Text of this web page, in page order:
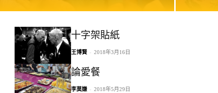
十字架貼紙
王博賢 - 2018年3月16日
論愛餐
李莫嫌 - 2018年5月29日